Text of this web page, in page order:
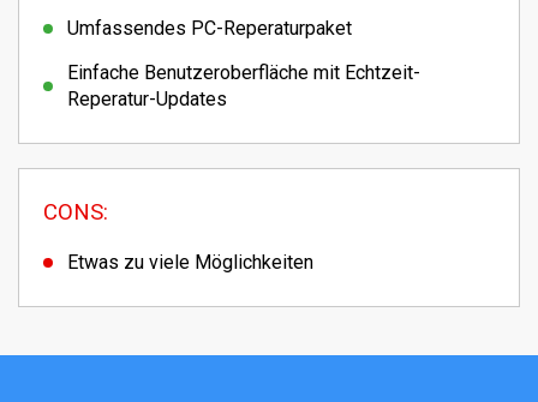
Umfassendes PC-Reperaturpaket
Einfache Benutzeroberfläche mit Echtzeit-
Reperatur-Updates
CONS:
Etwas zu viele Möglichkeiten